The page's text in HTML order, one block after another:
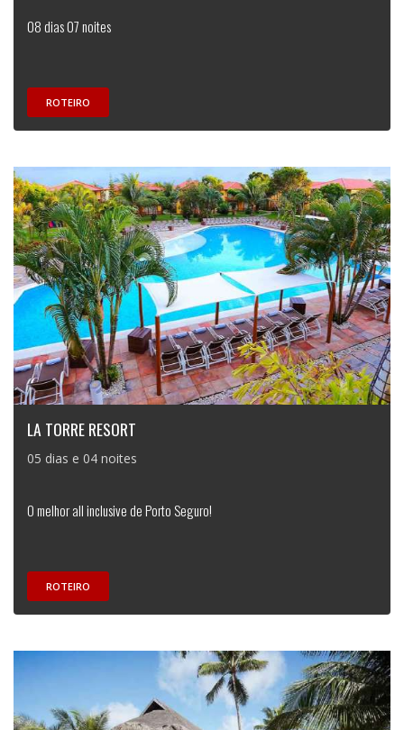
08 dias 07 noites
ROTEIRO
LA TORRE RESORT
05 dias e 04 noites
O melhor all inclusive de Porto Seguro!
ROTEIRO